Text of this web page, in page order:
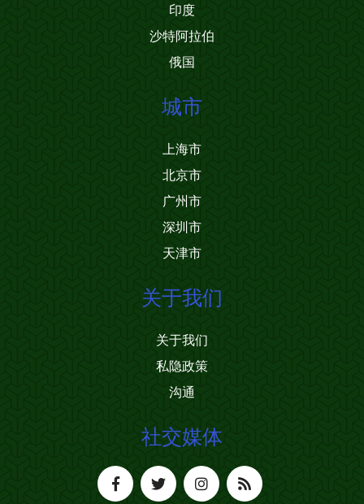
印度
沙特阿拉伯
俄国
城市
上海市
北京市
广州市
深圳市
天津市
关于我们
关于我们
私隐政策
沟通
社交媒体